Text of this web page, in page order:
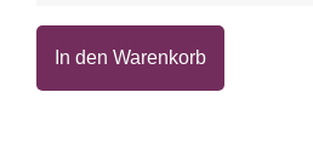
In den Warenkorb